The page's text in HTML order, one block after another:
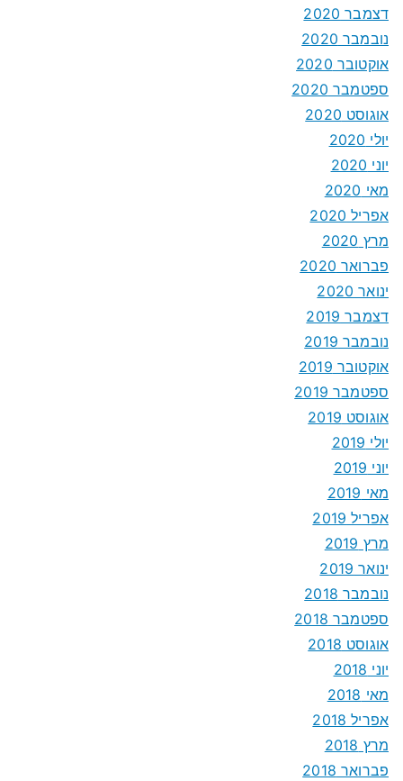
דצמבר 2020
נובמבר 2020
אוקטובר 2020
ספטמבר 2020
אוגוסט 2020
יולי 2020
יוני 2020
מאי 2020
אפריל 2020
מרץ 2020
פברואר 2020
ינואר 2020
דצמבר 2019
נובמבר 2019
אוקטובר 2019
ספטמבר 2019
אוגוסט 2019
יולי 2019
יוני 2019
מאי 2019
אפריל 2019
מרץ 2019
ינואר 2019
נובמבר 2018
ספטמבר 2018
אוגוסט 2018
יוני 2018
מאי 2018
אפריל 2018
מרץ 2018
פברואר 2018